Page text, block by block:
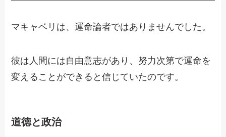
マキャベリは、運命論者ではありませんでした。
彼は人間には自由意志があり、努力次第で運命を
変えることができると信じていたのです。
道徳と政治